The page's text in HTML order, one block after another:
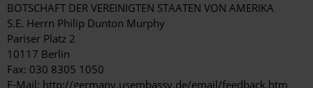
BOTSCHAFT DER VEREINIGTEN STAATEN VON AMERIKA
S.E. Herrn Philip Dunton Murphy
Pariser Platz 2
10117 Berlin
Fax: 030 8305 1050
E-Mail: http://germany.usembassy.de/email/feedback.htm